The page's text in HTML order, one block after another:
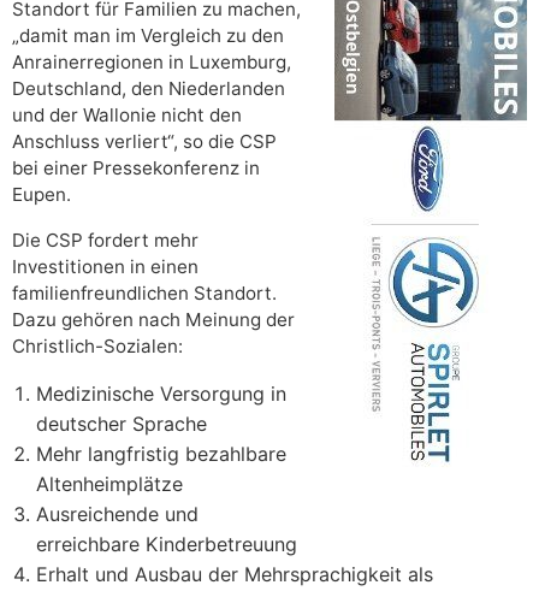
Standort für Familien zu machen,
„damit man im Vergleich zu den
Anrainerregionen in Luxemburg,
Deutschland, den Niederlanden
und der Wallonie nicht den
Anschluss verliert“, so die CSP
bei einer Pressekonferenz in
Eupen.
Die CSP fordert mehr
Investitionen in einen
familienfreundlichen Standort.
Dazu gehören nach Meinung der
Christlich-Sozialen:
Medizinische Versorgung in
deutscher Sprache
Mehr langfristig bezahlbare
Altenheimplätze
Ausreichende und
erreichbare Kinderbetreuung
Erhalt und Ausbau der Mehrsprachigkeit als